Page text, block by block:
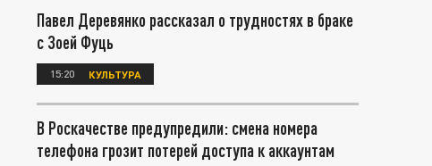
Павел Деревянко рассказал о трудностях в браке
с Зоей Фуць
15:20 КУЛЬТУРА
В Роскачестве предупредили: смена номера
телефона грозит потерей доступа к аккаунтам